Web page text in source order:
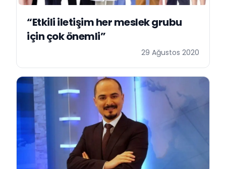
“Etkili iletişim her meslek grubu
için çok önemli”
29 Ağustos 2020